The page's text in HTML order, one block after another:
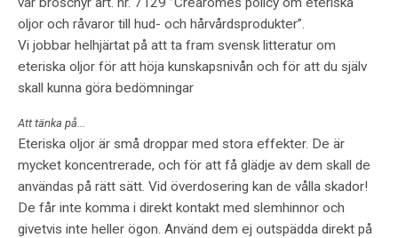
oljor och råvaror till hud- och hårvårdsprodukter”.
Vi jobbar helhjärtat på att ta fram svensk litteratur om
eteriska oljor för att höja kunskapsnivån och för att du själv
skall kunna göra bedömningar
Att tänka på...
Eteriska oljor är små droppar med stora effekter. De är
mycket koncentrerade, och för att få glädje av dem skall de
användas på rätt sätt. Vid överdosering kan de vålla skador!
De får inte komma i direkt kontakt med slemhinnor och
givetvis inte heller ögon. Använd dem ej outspädda direkt på